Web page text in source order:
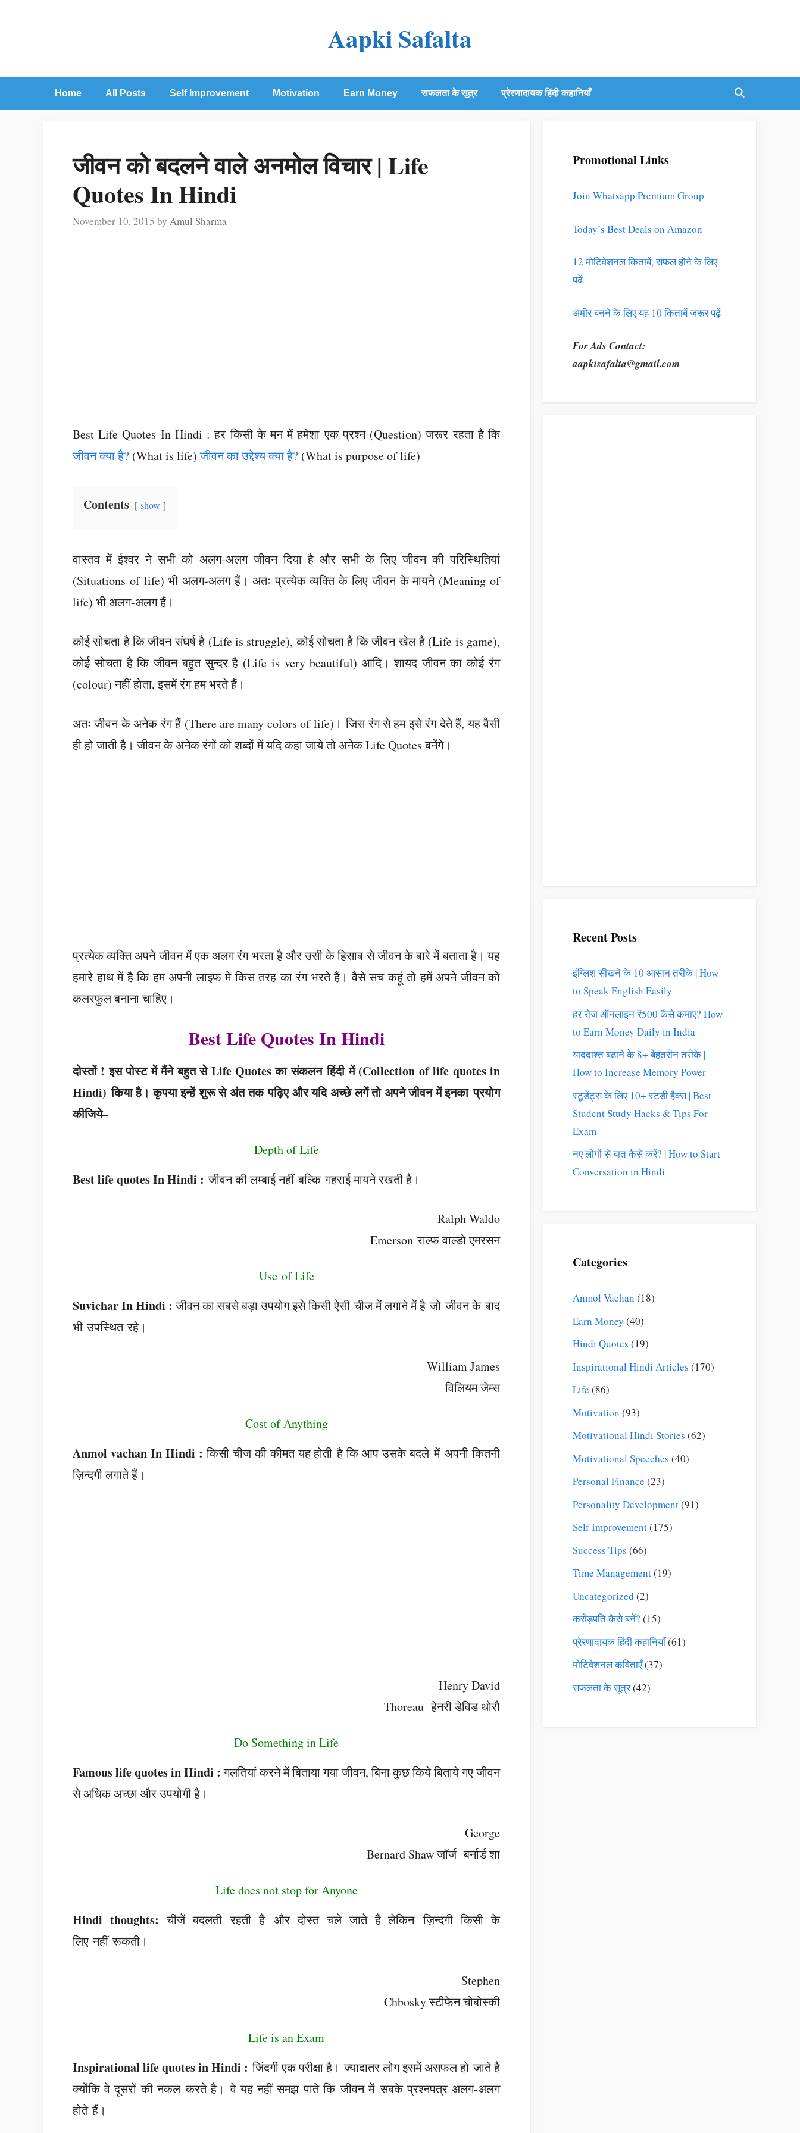
Aapki Safalta
Home All Posts Self Improvement Motivation Earn Money सफलता के सूत्र प्रेरणादायक हिंदी कहानियाँ
जीवन को बदलने वाले अनमोल विचार | Life
Quotes In Hindi
November 10, 2015 by Amul Sharma
Best Life Quotes In Hindi : हर किसी के मन में हमेशा एक प्रश्न (Question) जरूर रहता है कि
जीवन क्या है? (What is life)जीवन का उद्देश्य क्या है? (What is purpose of life)
Contents show
वास्तव में ईश्वर ने सभी को अलग-अलग जीवन दिया है और सभी के लिए जीवन की परिस्थितियां
(Situations of life) भी अलग-अलग हैं। अतः प्रत्येक व्यक्ति के लिए जीवन के मायने (Meaning of
life) भी अलग-अलग हैं।
कोई सोचता है कि जीवन संघर्ष है (Life is struggle), कोई सोचता है कि जीवन खेल है (Life is game),
कोई सोचता है कि जीवन बहुत सुन्दर है (Life is very beautiful) आदि। शायद जीवन का कोई रंग
(colour) नहीं होता, इसमें रंग हम भरते हैं।
अतः जीवन के अनेक रंग हैं (There are many colors of life)। जिस रंग से हम इसे रंग देते हैं, यह वैसी
ही हो जाती है। जीवन के अनेक रंगों को शब्दों में यदि कहा जाये तो अनेक Life Quotes बनेंगे।
प्रत्येक व्यक्ति अपने जीवन में एक अलग रंग भरता है और उसी के हिसाब से जीवन के बारे में बताता है। यह
हमारे हाथ में है कि हम अपनी लाइफ में किस तरह का रंग भरते हैं। वैसे सच कहूं तो हमें अपने जीवन को
कलरफुल बनाना चाहिए।
Best Life Quotes In Hindi
दोस्तों ! इस पोस्ट में मैंने बहुत से Life Quotes का संकलन हिंदी में (Collection of life quotes in
Hindi) किया है। कृपया इन्हें शुरू से अंत तक पढ़िए और यदि अच्छे लगें तो अपने जीवन में इनका प्रयोग
कीजिये–
Depth of Life
Best life quotes In Hindi : जीवन की लम्बाई नहीं बल्कि गहराई मायने रखती है।
Ralph Waldo
Emerson राल्फ वाल्डो एमरसन
Use of Life
Suvichar In Hindi : जीवन का सबसे बड़ा उपयोग इसे किसी ऐसी चीज में लगाने में है जो जीवन के बाद
भी उपस्थित रहे।
William James
विलियम जेम्स
Cost of Anything
Anmol vachan In Hindi : किसी चीज की कीमत यह होती है कि आप उसके बदले में अपनी कितनी
ज़िन्दगी लगाते हैं।
Henry David
Thoreau हेनरी डेविड थोरौ
Do Something in Life
Famous life quotes in Hindi : गलतियां करने में बिताया गया जीवन, बिना कुछ किये बिताये गए जीवन
से अधिक अच्छा और उपयोगी है।
George
Bernard Shaw जॉर्ज बर्नार्ड शा
Life does not stop for Anyone
Hindi thoughts: चीजें बदलती रहती हैं और दोस्त चले जाते हैं लेकिन ज़िन्दगी किसी के
लिए नहीं रूकती।
Stephen
Chbosky स्टीफेन चोबोस्की
Life is an Exam
Inspirational life quotes in Hindi : जिंदगी एक परीक्षा है। ज्यादातर लोग इसमें असफल हो जाते है
क्योंकि वे दूसरों की नकल करते है। वे यह नहीं समझ पाते कि जीवन में सबके प्रश्नपत्र अलग-अलग
होते हैं।
Promotional Links
Join Whatsapp Premium Group
Today’s Best Deals on Amazon
12 मोटिवेशनल किताबें, सफल होने के लिए
पढ़ें
अमीर बनने के लिए यह 10 किताबें जरूर पढ़ें
For Ads Contact:
aapkisafalta@gmail.com
Recent Posts
इंग्लिश सीखने के 10 आसान तरीके | How
to Speak English Easily
हर रोज ऑनलाइन ₹500 कैसे कमाए? How
to Earn Money Daily in India
याददाश्त बढाने के 8+ बेहतरीन तरीके |
How to Increase Memory Power
स्टूडेंट्स के लिए 10+ स्टडी हैक्स | Best
Student Study Hacks & Tips For
Exam
नए लोगों से बात कैसे करें? | How to Start
Conversation in Hindi
Categories
Anmol Vachan (18)
Earn Money (40)
Hindi Quotes (19)
Inspirational Hindi Articles (170)
Life (86)
Motivation (93)
Motivational Hindi Stories (62)
Motivational Speeches (40)
Personal Finance (23)
Personality Development(91)
Self Improvement(175)
Success Tips (66)
Time Management(19)
Uncategorized (2)
करोड़पति कैसे बनें? (15)
प्रेरणादायक हिंदी कहानियाँ(61)
मोटिवेशनल कविताएँ(37)
सफलता के सूत्र(42)